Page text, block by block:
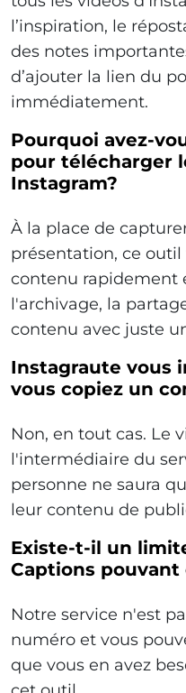
l’inspiration, le
des notes
d’ajouter la lien du
immédiatement.
Pourquoi avez-
pour télécharger
Instagram?
À la place de
présentation, ce
contenu rapidement
l'archivage, la
contenu avec juste
Instagraute vous
vous copiez un
Non, en tout cas. Le
l'intermédiaire du
personne ne saura
leur contenu de
Existe-t-il un
Captions
Notre service n'est
numéro et vous
que vous en avez